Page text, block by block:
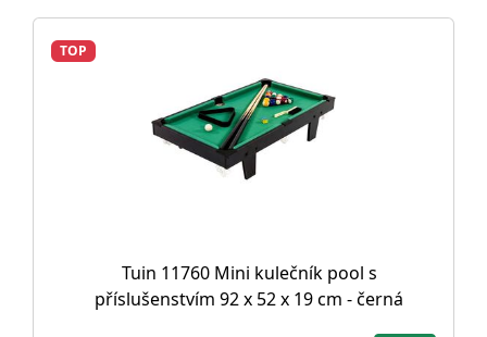
TOP
Tuin 11760 Mini kulečník pool s
příslušenstvím 92 x 52 x 19 cm - černá